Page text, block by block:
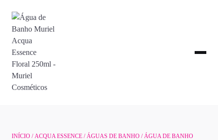
INÍCIO /ACQUA ESSENCE /ÁGUAS DE BANHO / ÁGUA DE BANHO